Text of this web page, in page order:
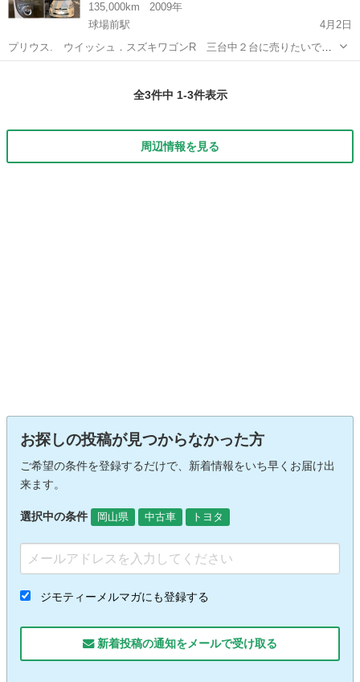
135,000km
2009年
球場前駅
4月2日
プリウス. ウイッシュ．スズキワゴンR 三台中２台に売りたいで
す、気になるの車が有りましたら連絡してください ☆45万円 プリウ
全3件中 1-3件表示
周辺情報を見る
お探しの投稿が見つからなかった方
ご希望の条件を登録するだけで、新着情報をいち早くお届け出
来ます。
選択中の条件 岡山県 中古車 トヨタ
ジモティーメルマガにも登録する
新着投稿の通知をメールで受け取る